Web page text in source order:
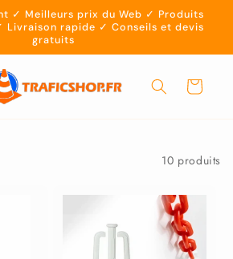
✓ Meilleurs prix du Web ✓ Produits
Livraison rapide ✓ Conseils et devis
gratuits
Panier
10 produits